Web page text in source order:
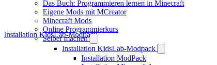
Das Buch: Programmieren lernen in Minecraft
Eigene Mods mit MCreator
Minecraft Mods
Online Programmierkurs
Selber machen
Installation KidsLab-Modpack
Installation ModPack
Installation KidsLab-Modpack